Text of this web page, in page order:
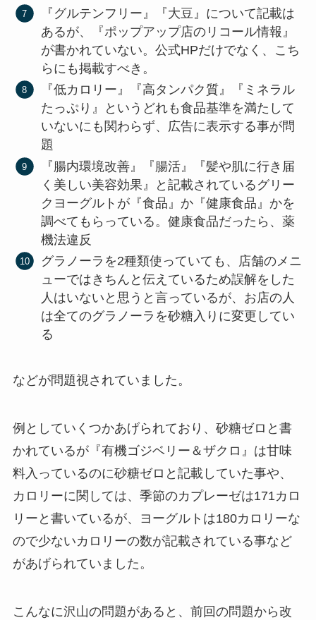
『グルテンフリー』『大豆』について記載は
あるが、『ポップアップ店のリコール情報』
が書かれていない。公式HPだけでなく、こち
らにも掲載すべき。
『低カロリー』『高タンパク質』『ミネラル
たっぷり』というどれも食品基準を満たして
いないにも関わらず、広告に表示する事が問
題
『腸内環境改善』『腸活』『髪や肌に行き届
く美しい美容効果』と記載されているグリー
クヨーグルトが『食品』か『健康食品』かを
調べてもらっている。健康食品だったら、薬
機法違反
グラノーラを2種類使っていても、店舗のメニ
ューではきちんと伝えているため誤解をした
人はいないと思うと言っているが、お店の人
は全てのグラノーラを砂糖入りに変更してい
る
などが問題視されていました。
例としていくつかあげられており、砂糖ゼロと書
かれているが『有機ゴジベリー＆ザクロ』は甘味
料入っているのに砂糖ゼロと記載していた事や、
カロリーに関しては、季節のカプレーゼは171カロ
リーと書いているが、ヨーグルトは180カロリーな
ので少ないカロリーの数が記載されている事など
があげられていました。
こんなに沢山の問題があると、前回の問題から改